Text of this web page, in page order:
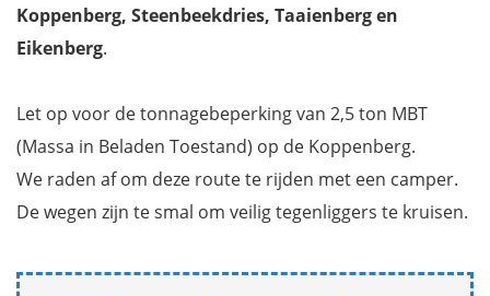
Koppenberg, Steenbeekdries, Taaienberg en
Eikenberg.
Let op voor de tonnagebeperking van 2,5 ton MBT
(Massa in Beladen Toestand) op de Koppenberg.
We raden af om deze route te rijden met een camper.
De wegen zijn te smal om veilig tegenliggers te kruisen.